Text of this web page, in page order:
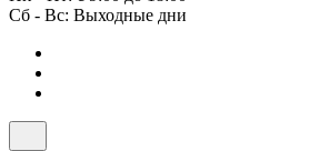
Сб - Вс: Выходные дни